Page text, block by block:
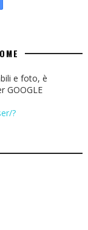
e foto, è
GOOGLE
?